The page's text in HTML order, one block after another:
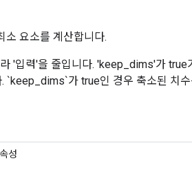
소 요소를 계산합니다.
'입력'을 줄입니다. 'keep_dims'가
`keep_dims`가 true인 경우 축소된 치
성